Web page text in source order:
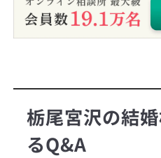
栃尾宮沢の結
るQ&A